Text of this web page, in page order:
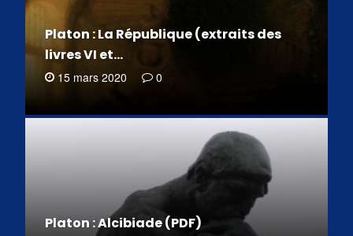
Platon : La République (extraits des
livres VI et…
15 mars 2020 0
Platon : Alcibiade (PDF)